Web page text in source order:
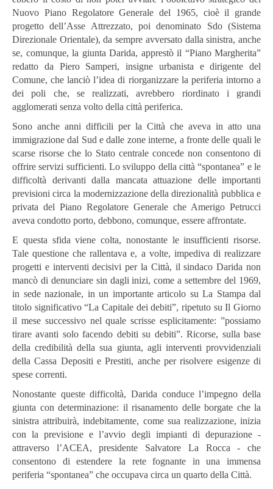
Nuovo Piano Regolatore Generale del 1965, cioè il grande
progetto dell’Asse Attrezzato, poi denominato Sdo (Sistema
Direzionale Orientale), da sempre avversato dalla sinistra, anche
se, comunque, la giunta Darida, apprestò il “Piano Margherita”
redatto da Piero Samperi, insigne urbanista e dirigente del
Comune, che lanciò l’idea di riorganizzare la periferia intorno a
dei poli che, se realizzati, avrebbero riordinato i grandi
agglomerati senza volto della città periferica.
Sono anche anni difficili per la Città che aveva in atto una
immigrazione dal Sud e dalle zone interne, a fronte delle quali le
scarse risorse che lo Stato centrale concede non consentono di
offrire servizi sufficienti. Lo sviluppo della città “spontanea” e le
difficoltà derivanti dalla mancata attuazione delle importanti
previsioni circa la modernizzazione della direzionalità pubblica e
privata del Piano Regolatore Generale che Amerigo Petrucci
aveva condotto porto, debbono, comunque, essere affrontate.
E questa sfida viene colta, nonostante le insufficienti risorse.
Tale questione che rallentava e, a volte, impediva di realizzare
progetti e interventi decisivi per la Città, il sindaco Darida non
mancò di denunciare sin dagli inizi, come a settembre del 1969,
in sede nazionale, in un importante articolo su La Stampa dal
titolo significativo “La Capitale dei debiti”, ripetuto su Il Giorno
il mese successivo nel quale scrisse esplicitamente: ”possiamo
tirare avanti solo facendo debiti su debiti”. Ricorse, sulla base
della credibilità della sua giunta, agli interventi provvidenziali
della Cassa Depositi e Prestiti, anche per risolvere esigenze di
spese correnti.
Nonostante queste difficoltà, Darida conduce l’impegno della
giunta con determinazione: il risanamento delle borgate che la
sinistra attribuirà, indebitamente, come sua realizzazione, inizia
con la previsione e l’avvio degli impianti di depurazione -
attraverso l’ACEA, presidente Salvatore La Rocca - che
consentono di estendere la rete fognante in una immensa
periferia “spontanea” che occupava circa un quarto della Città.